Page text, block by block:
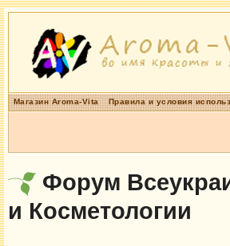
Магазин Aroma-Vita Правила и условия
Форум
и Косметологии